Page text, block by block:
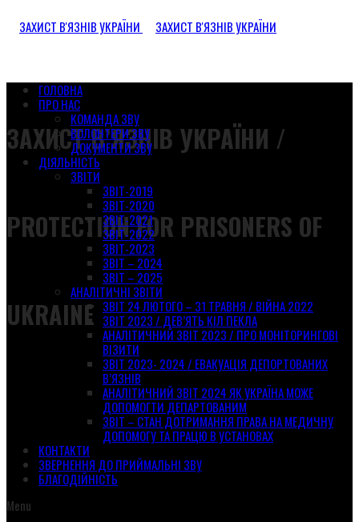
ЗАХИСТ В’ЯЗНІВ УКРАЇНИ /
PROTECTION FOR PRISONERS OF
UKRAINE
ГОЛОВНА
ПРО НАС
КОМАНДА ЗВУ
ВОЛОНТЕРИ ЗВУ
ДОКУМЕНТИ ЗВУ
ДІЯЛЬНІСТЬ
ЗВІТИ
ЗВІТ-2019
ЗВІТ-2020
ЗВІТ-2021
ЗВІТ-2022
ЗВІТ-2023
ЗВІТ – 2024
ЗВІТ – 2025
АНАЛІТИЧНІ ЗВІТИ
ЗВІТ 24 ЛЮТОГО – 31 ТРАВНЯ / ВІЙНА 2022
ЗВІТ 2023 / ДЕВ’ЯТЬ КІЛ ПЕКЛА
АНАЛІТИЧНИЙ ЗВІТ 2023 / ПРО МОНІТОРИНГОВІ
ВІЗИТИ
ЗВІТ 2023- 2024 / ЕВАКУАЦІЯ ДЕПОРТОВАНИХ
В’ЯЗНІВ
АНАЛІТИЧНИЙ ЗВІТ 2024 ЯК УКРАЇНА МОЖЕ
ДОПОМОГТИ ДЕПАРТОВАНИМ
ЗВІТ – СТАН ДОТРИМАННЯ ПРАВА НА МЕДИЧНУ
ДОПОМОГУ ТА ПРАЦЮ В УСТАНОВАХ
КОНТАКТИ
ЗВЕРНЕННЯ ДО ПРИЙМАЛЬНІ ЗВУ
БЛАГОДІЙНІСТЬ
Menu